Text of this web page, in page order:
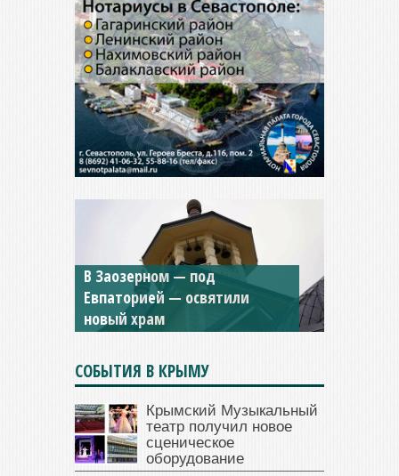
В Заозерном — под
Евпаторией — освятили
новый храм
Мужской монастырь Косьмы
и Дамиана в Крыму вновь
открыт для посещения
СОБЫТИЯ В КРЫМУ
Крымский Музыкальный
театр получил новое
сценическое
оборудование